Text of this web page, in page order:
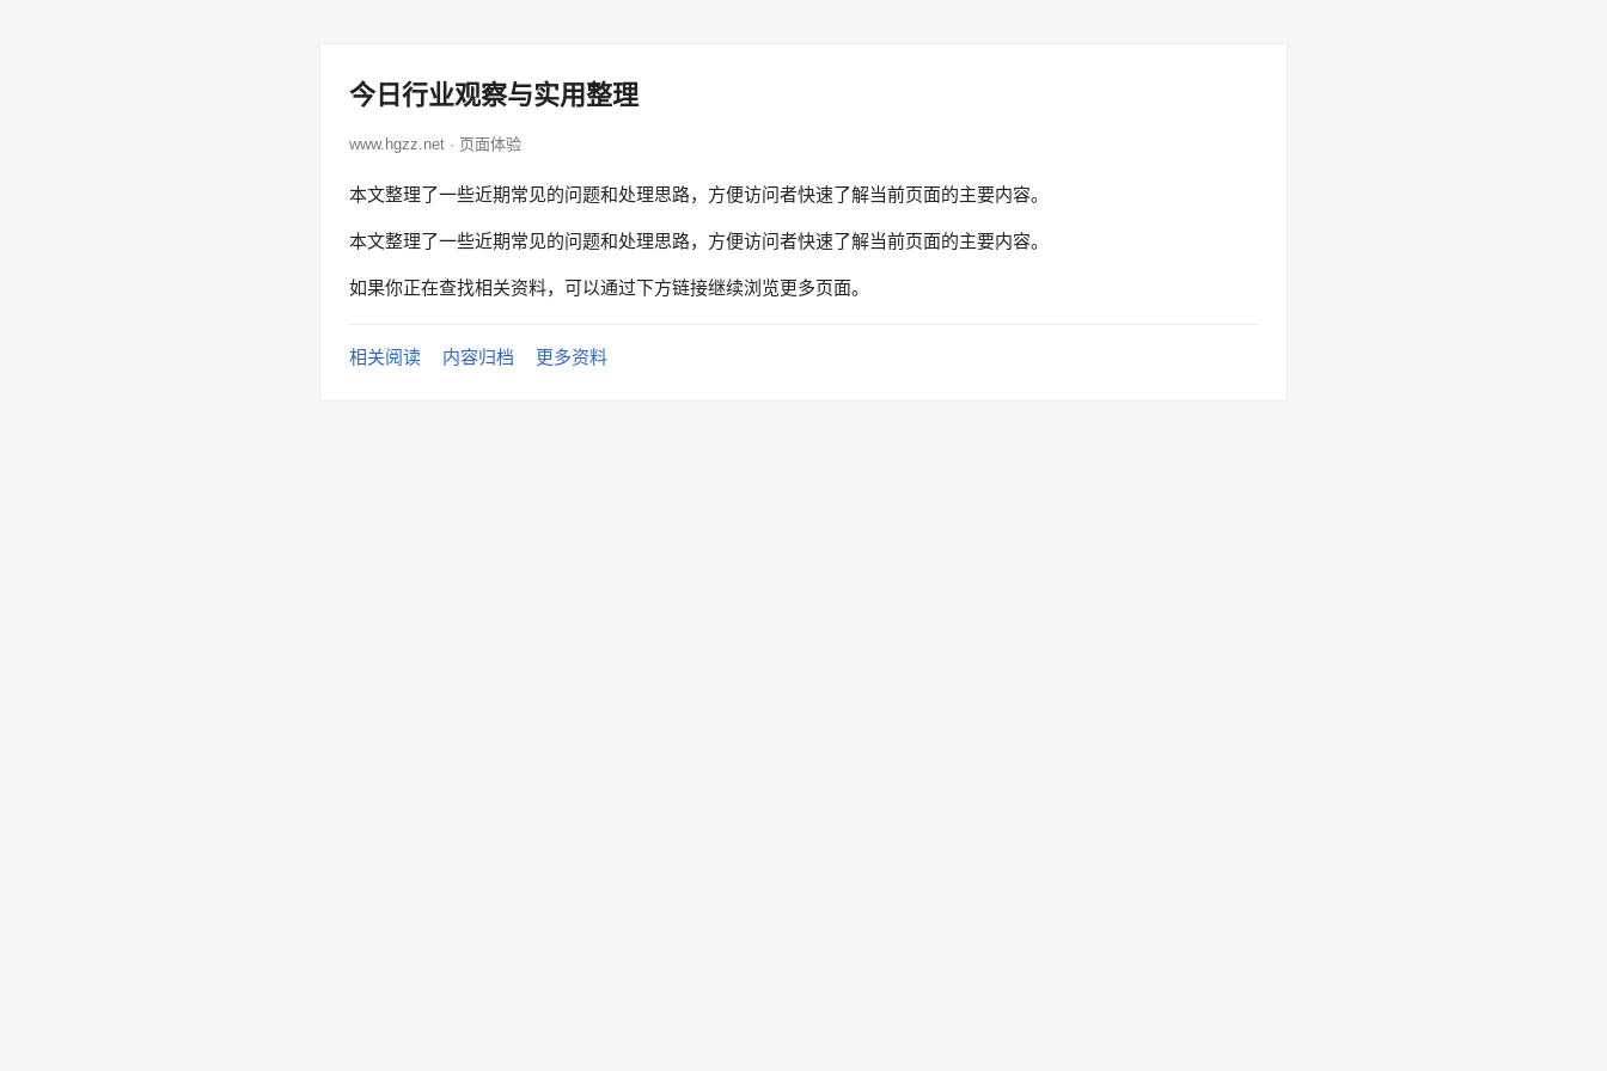
今日行业观察与实用整理
www.hgzz.net · 页面体验
本文整理了一些近期常见的问题和处理思路，方便访问者快速了解当前页面的主要内容。
本文整理了一些近期常见的问题和处理思路，方便访问者快速了解当前页面的主要内容。
如果你正在查找相关资料，可以通过下方链接继续浏览更多页面。
相关阅读 内容归档 更多资料